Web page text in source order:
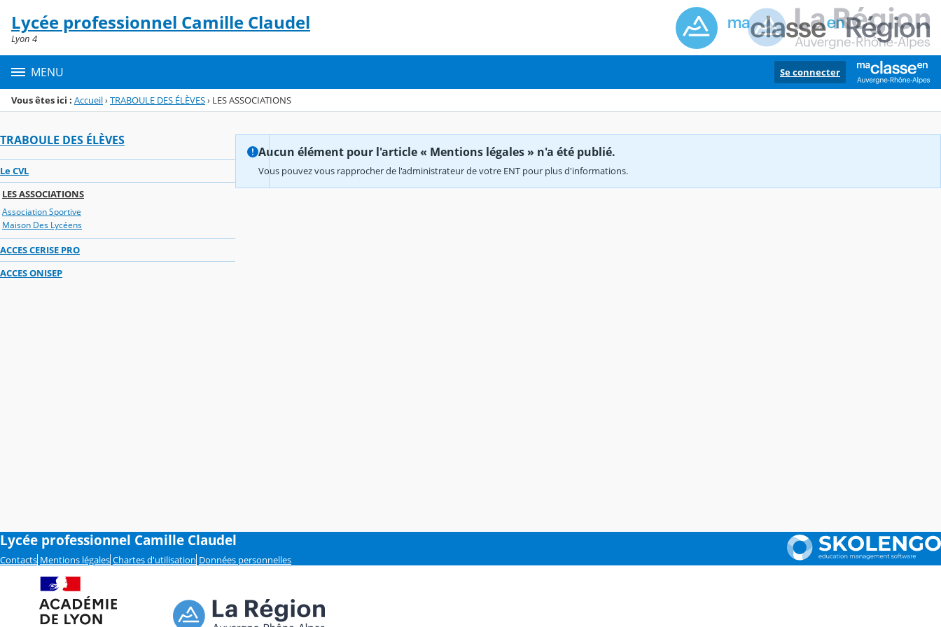
Menu de la rubrique
Contenu
Lycée professionnel Camille Claudel
Lyon 4
MENU Se connecter
Vous êtes ici : Accueil›TRABOULE DES ÉLÈVES› LES ASSOCIATIONS
TRABOULE DES ÉLÈVES
Le CVL
LES ASSOCIATIONS
Association Sportive
Maison Des Lycéens
ACCES CERISE PRO
ACCES ONISEP
Aucun élément pour l'article « Mentions légales » n'a été publié.
Vous pouvez vous rapprocher de l'administrateur de votre ENT pour plus d'informations.
Lycée professionnel Camille Claudel
Contacts Mentions légales Chartes d'utilisation Données personnelles